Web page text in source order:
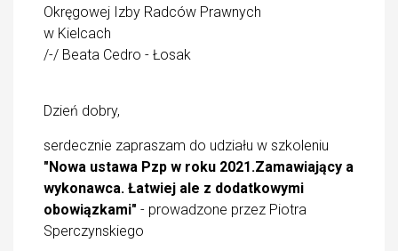
Okręgowej Izby Radców Prawnych
w Kielcach
/-/ Beata Cedro - Łosak
Dzień dobry,
serdecznie zapraszam do udziału w szkoleniu
"Nowa ustawa Pzp w roku 2021.Zamawiający a
wykonawca. Łatwiej ale z dodatkowymi
obowiązkami" - prowadzone przez Piotra
Sperczynskiego